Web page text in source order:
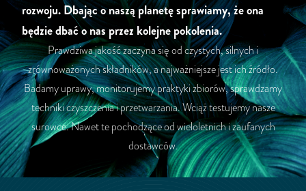
rozwoju. Dbając o naszą planetę sprawiamy, że ona
będzie dbać o nas przez kolejne pokolenia.
Prawdziwa jakość zaczyna się od czystych, silnych i
zrównoważonych składników, a najważniejsze jest ich źródło.
Badamy uprawy, monitorujemy praktyki zbiorów, sprawdzamy
techniki czyszczenia i przetwarzania. Wciąż testujemy nasze
surowce. Nawet te pochodzące od wieloletnich i zaufanych
dostawców.